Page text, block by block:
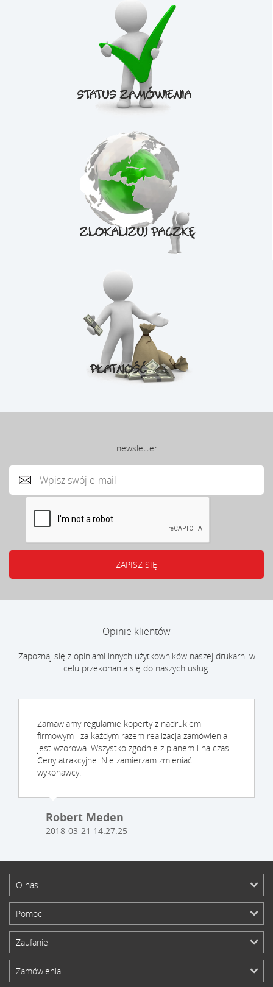
newsletter
Opinie klientów
Zapoznaj się z opiniami innych użytkowników naszej drukarni w
celu przekonania się do naszych usług.
Zamawiamy regularnie koperty z nadrukiem
firmowym i za każdym razem realizacja zamówienia
jest wzorowa. Wszystko zgodnie z planem i na czas.
Ceny atrakcyjne. Nie zamierzam zmieniać
wykonawcy.
Robert Meden
2018-03-21 14:27:25
O nas
Pomoc
Zaufanie
Zamówienia